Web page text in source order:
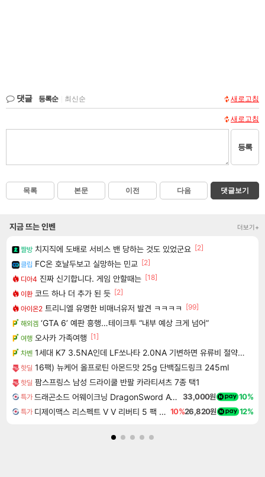
댓글 등록순 최신순 새로고침
새로고침
등록
목록 본문 이전 다음 댓글보기
지금 뜨는 인벤 더보기+
짤방 치지직에 도배로 서비스 밴 당하는 것도 있었군요 [2]
클립 FC온 호날두보고 실망하는 민교 [2]
디아4 진짜 신기합니다. 게임 안할때는 [18]
이환 코드 하나 더 추가 된 듯 [2]
아이온2 트리니엘 유명한 비매너유저 발견 ㅋㅋㅋㅋ
[99]
해외겜 ‘GTA 6’ 예판 흥행…테이크투 “내부 예상 크게 넘어”
여행 오사카 가족여행 [1]
차벤 1세대 K7 3.5NA인데 LF쏘나타 2.0NA 기변하면 유류비 절약이 얼마나 될까요..?
핫딜 16팩) 뉴케어 올프로틴 아몬드맛 25g 단백질드링크 245ml
핫딜 팜스프링스 남성 드라이쿨 반팔 카라티셔츠 7종 택1
특가 드래곤소드 어웨이크닝 DragonSword Awakening 33,000원 10%
특가 디제이맥스 리스펙트 V V 리버티 5 팩 DJMAX RESPECT V V Liberty 5 Pack DLC 10%26,820원 12%